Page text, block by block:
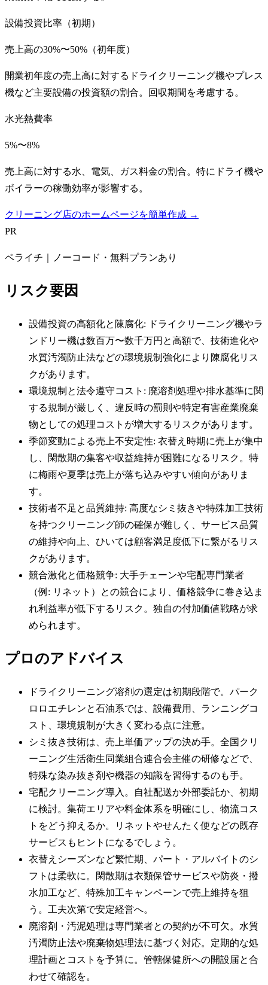
設備投資比率（初期）
売上高の30%〜50%（初年度）
開業初年度の売上高に対するドライクリーニング機やプレス
機など主要設備の投資額の割合。回収期間を考慮する。
水光熱費率
5%〜8%
売上高に対する水、電気、ガス料金の割合。特にドライ機や
ボイラーの稼働効率が影響する。
クリーニング店のホームページを簡単作成 →
PR
ペライチ｜ノーコード・無料プランあり
リスク要因
設備投資の高額化と陳腐化: ドライクリーニング機やラ
ンドリー機は数百万〜数千万円と高額で、技術進化や
水質汚濁防止法などの環境規制強化により陳腐化リス
クがあります。
環境規制と法令遵守コスト: 廃溶剤処理や排水基準に関
する規制が厳しく、違反時の罰則や特定有害産業廃棄
物としての処理コストが増大するリスクがあります。
季節変動による売上不安定性: 衣替え時期に売上が集中
し、閑散期の集客や収益維持が困難になるリスク。特
に梅雨や夏季は売上が落ち込みやすい傾向がありま
す。
技術者不足と品質維持: 高度なシミ抜きや特殊加工技術
を持つクリーニング師の確保が難しく、サービス品質
の維持や向上、ひいては顧客満足度低下に繋がるリス
クがあります。
競合激化と価格競争: 大手チェーンや宅配専門業者
（例: リネット）との競合により、価格競争に巻き込ま
れ利益率が低下するリスク。独自の付加価値戦略が求
められます。
プロのアドバイス
ドライクリーニング溶剤の選定は初期段階で。パーク
ロロエチレンと石油系では、設備費用、ランニングコ
スト、環境規制が大きく変わる点に注意。
シミ抜き技術は、売上単価アップの決め手。全国クリ
ーニング生活衛生同業組合連合会主催の研修などで、
特殊な染み抜き剤や機器の知識を習得するのも手。
宅配クリーニング導入。自社配送か外部委託か、初期
に検討。集荷エリアや料金体系を明確にし、物流コス
トをどう抑えるか。リネットやせんたく便などの既存
サービスもヒントになるでしょう。
衣替えシーズンなど繁忙期、パート・アルバイトのシ
フトは柔軟に。閑散期は衣類保管サービスや防炎・撥
水加工など、特殊加工キャンペーンで売上維持を狙
う。工夫次第で安定経営へ。
廃溶剤・汚泥処理は専門業者との契約が不可欠。水質
汚濁防止法や廃棄物処理法に基づく対応。定期的な処
理計画とコストを予算に。管轄保健所への開設届と合
わせて確認を。